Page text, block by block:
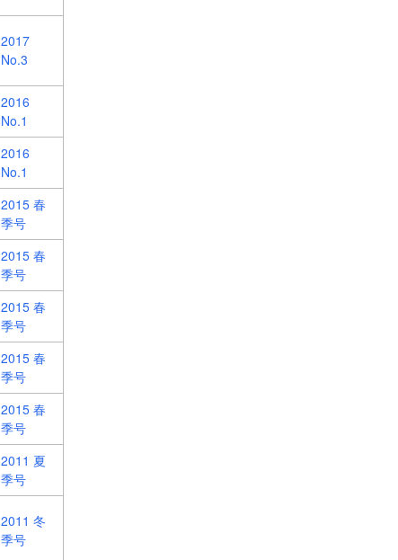
2017
No.3
2016
No.1
2016
No.1
2015 春
季号
2015 春
季号
2015 春
季号
2015 春
季号
2015 春
季号
2011 夏
季号
2011 冬
季号